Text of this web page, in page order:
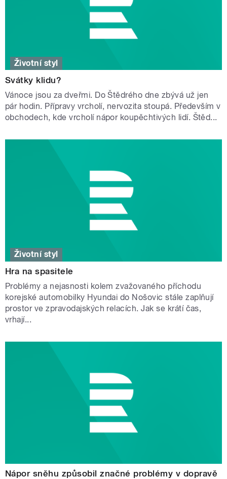
Životní styl
Svátky klidu?
Vánoce jsou za dveřmi. Do Štědrého dne zbývá už jen
pár hodin. Přípravy vrcholí, nervozita stoupá. Především v
obchodech, kde vrcholí nápor koupěchtivých lidí. Štěd...
Životní styl
Hra na spasitele
Problémy a nejasnosti kolem zvažovaného příchodu
korejské automobilky Hyundai do Nošovic stále zaplňují
prostor ve zpravodajských relacích. Jak se krátí čas,
vrhají...
Nápor sněhu způsobil značné problémy v dopravě